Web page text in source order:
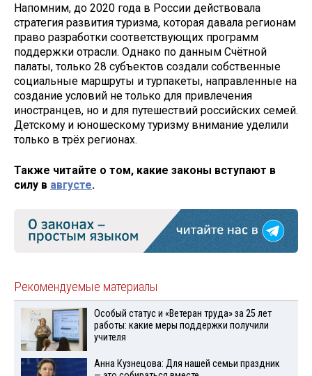
Напомним, до 2020 года в России действовала
стратегия развития туризма, которая давала регионам
право разработки соответствующих программ
поддержки отрасли. Однако по данным Счётной
палаты, только 28 субъектов создали собственные
социальные маршруты и турпакеты, направленные на
создание условий не только для привлечения
иностранцев, но и для путешествий российских семей.
Детскому и юношескому туризму внимание уделили
только в трёх регионах.
Также читайте о том, какие законы вступают в
силу в августе.
Рекомендуемые материалы
Особый статус и «Ветеран труда» за 25 лет
работы: какие меры поддержки получили
учителя
Анна Кузнецова: Для нашей семьи праздник